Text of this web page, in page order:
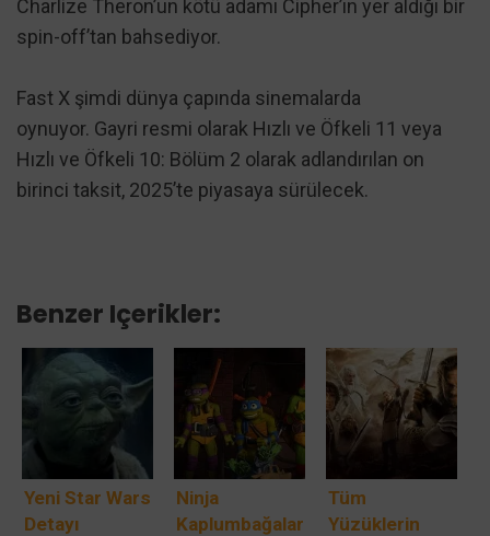
Charlize Theron’un kötü adamı Cipher’ın yer aldığı bir
spin-off’tan bahsediyor.
Fast X şimdi dünya çapında sinemalarda
oynuyor. Gayri resmi olarak Hızlı ve Öfkeli 11 veya
Hızlı ve Öfkeli 10: Bölüm 2 olarak adlandırılan on
birinci taksit, 2025’te piyasaya sürülecek.
Benzer Içerikler:
Yeni Star Wars
Detayı
Ninja
Kaplumbağalar
Tüm
Yüzüklerin